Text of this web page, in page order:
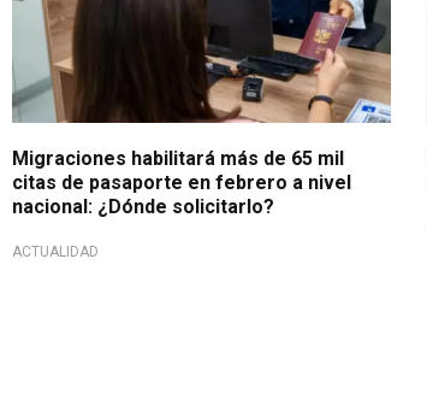
Migraciones habilitará más de 65 mil
citas de pasaporte en febrero a nivel
nacional: ¿Dónde solicitarlo?
ACTUALIDAD